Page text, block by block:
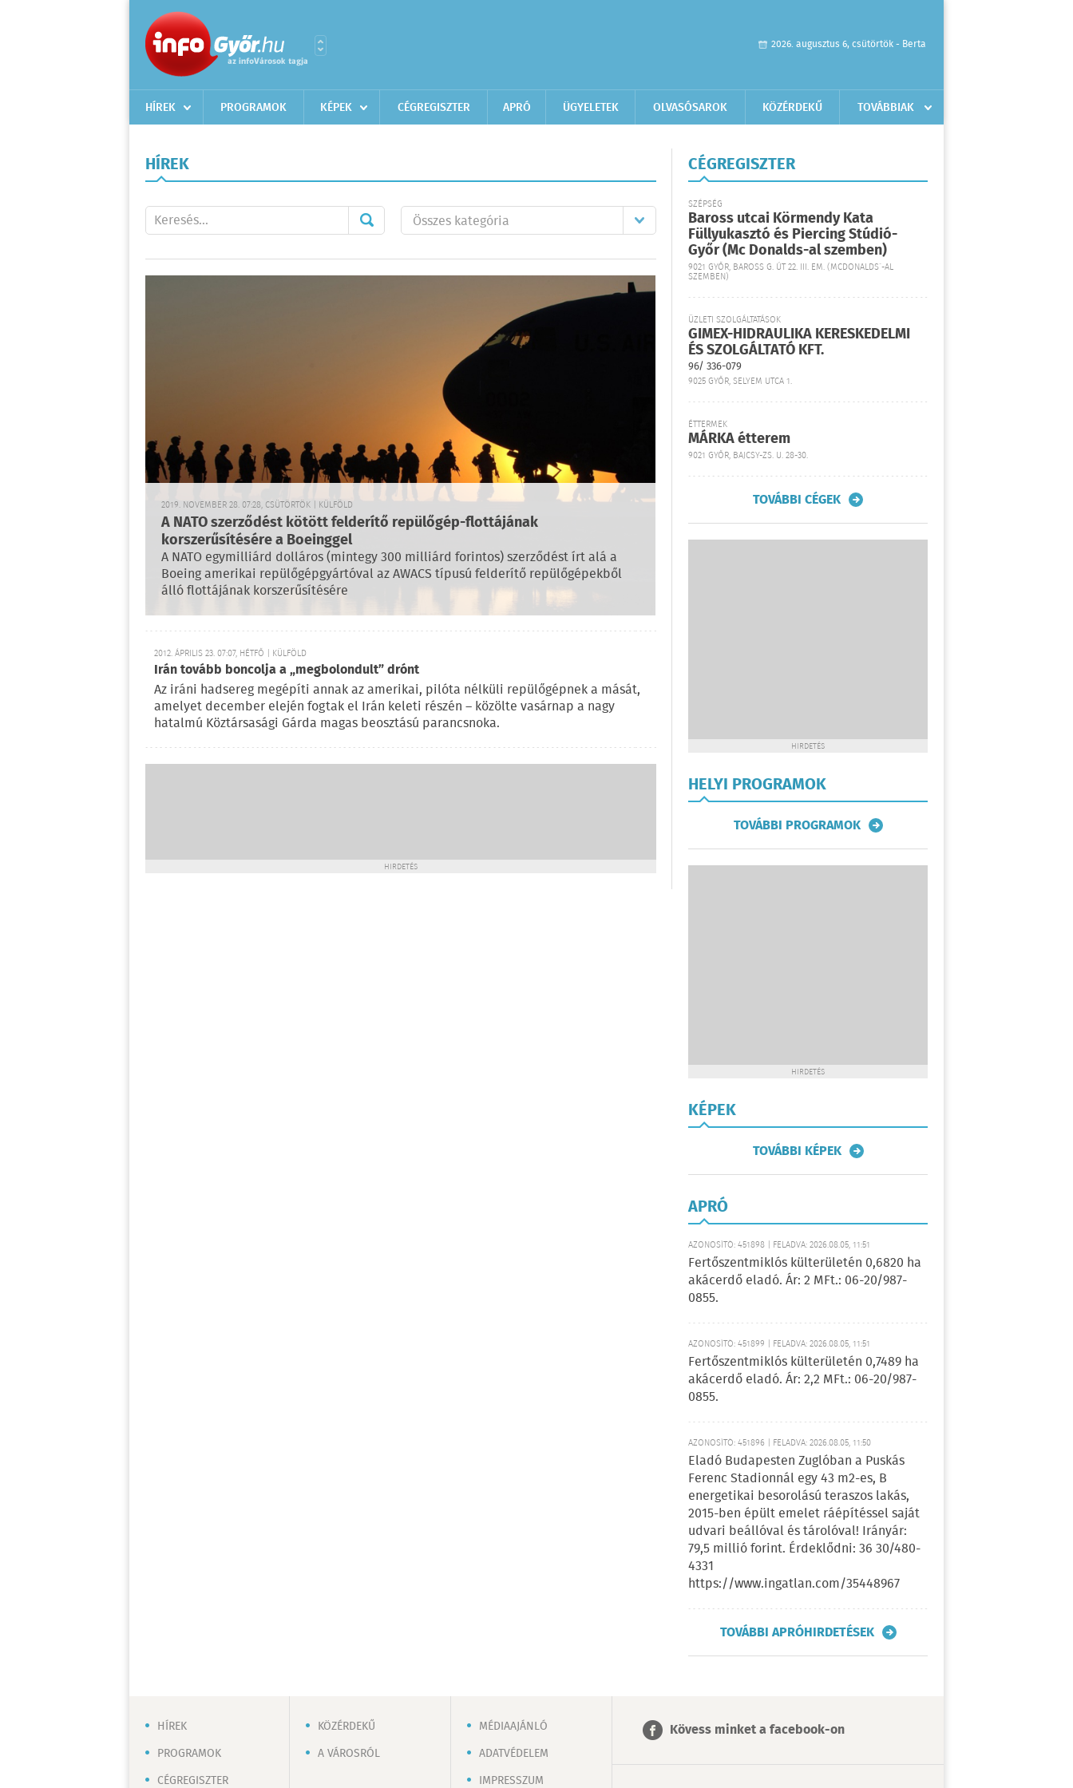
2026. augusztus 6, csütörtök - Berta
HÍREK PROGRAMOK KÉPEK CÉGREGISZTER APRÓ ÜGYELETEK OLVASÓSAROK KÖZÉRDEKŰ TOVÁBBIAK
HÍREK
2019. NOVEMBER 28. 07:28, CSÜTÖRTÖK | KÜLFÖLD
A NATO szerződést kötött felderítő repülőgép-flottájának
korszerűsítésére a Boeinggel
A NATO egymilliárd dolláros (mintegy 300 milliárd forintos) szerződést írt alá a
Boeing amerikai repülőgépgyártóval az AWACS típusú felderítő repülőgépekből
álló flottájának korszerűsítésére
2012. ÁPRILIS 23. 07:07, HÉTFŐ | KÜLFÖLD
Irán tovább boncolja a „megbolondult” drónt
Az iráni hadsereg megépíti annak az amerikai, pilóta nélküli repülőgépnek a mását,
amelyet december elején fogtak el Irán keleti részén – közölte vasárnap a nagy
hatalmú Köztársasági Gárda magas beosztású parancsnoka.
HIRDETÉS
CÉGREGISZTER
SZÉPSÉG
Baross utcai Körmendy Kata
Füllyukasztó és Piercing Stúdió-
Győr (Mc Donalds-al szemben)
9021 GYŐR, BAROSS G. ÚT 22. III. EM. (MCDONALDS´-AL
SZEMBEN)
ÜZLETI SZOLGÁLTATÁSOK
GIMEX-HIDRAULIKA KERESKEDELMI
ÉS SZOLGÁLTATÓ KFT.
96/ 336-079
9025 GYŐR, SELYEM UTCA 1.
ÉTTERMEK
MÁRKA étterem
9021 GYŐR, BAJCSY-ZS. U. 28-30.
TOVÁBBI CÉGEK
HIRDETÉS
HELYI PROGRAMOK
TOVÁBBI PROGRAMOK
HIRDETÉS
KÉPEK
TOVÁBBI KÉPEK
APRÓ
AZONOSÍTÓ: 451898 | FELADVA: 2026.08.05, 11:51
Fertőszentmiklós külterületén 0,6820 ha
akácerdő eladó. Ár: 2 MFt.: 06-20/987-
0855.
AZONOSÍTÓ: 451899 | FELADVA: 2026.08.05, 11:51
Fertőszentmiklós külterületén 0,7489 ha
akácerdő eladó. Ár: 2,2 MFt.: 06-20/987-
0855.
AZONOSÍTÓ: 451896 | FELADVA: 2026.08.05, 11:50
Eladó Budapesten Zuglóban a Puskás
Ferenc Stadionnál egy 43 m2-es, B
energetikai besorolású teraszos lakás,
2015-ben épült emelet ráépítéssel saját
udvari beállóval és tárolóval! Irányár:
79,5 millió forint. Érdeklődni: 36 30/480-
4331
https://www.ingatlan.com/35448967
TOVÁBBI APRÓHIRDETÉSEK
HÍREK
PROGRAMOK
CÉGREGISZTER
KÖZÉRDEKŰ
A VÁROSRÓL
MÉDIAAJÁNLÓ
ADATVÉDELEM
IMPRESSZUM
Kövess minket a facebook-on